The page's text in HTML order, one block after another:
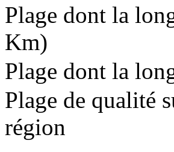
Plage dont la
Km)
Plage dont la
Plage de qualité
région